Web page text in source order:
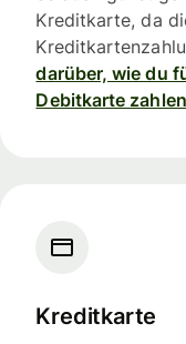
Kreditkarte, da
darüber, wie du
Debitkarte
Kreditkarte